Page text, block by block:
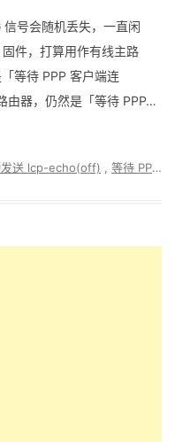
号会随机丢失，一直闲
件，打算用作有线主路
等待 PPP 客户端连
由器，仍然是「等待 PPP…
发送 lcp-echo(off) 等待 PPP 客户端连接...